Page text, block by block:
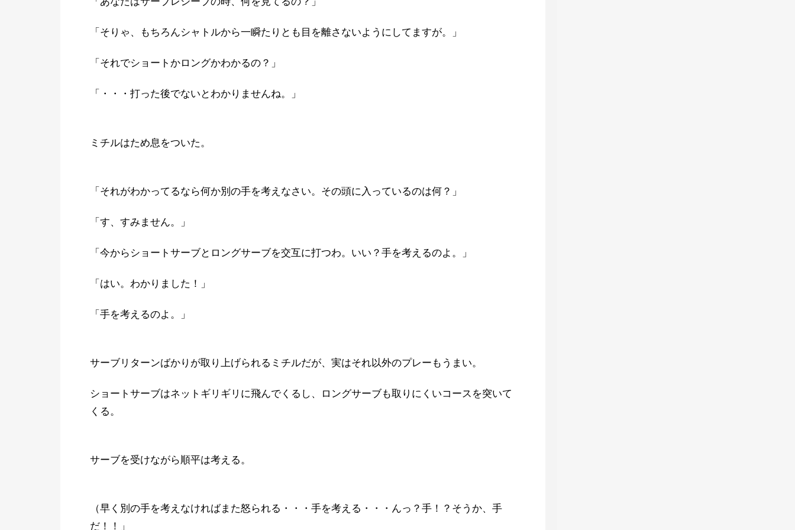
「そりゃ、もちろんシャトルから一瞬たりとも目を離さないようにしてますが。」
「それでショートかロングかわかるの？」
「・・・打った後でないとわかりませんね。」
ミチルはため息をついた。
「それがわかってるなら何か別の手を考えなさい。その頭に入っているのは何？」
「す、すみません。」
「今からショートサーブとロングサーブを交互に打つわ。いい？手を考えるのよ。」
「はい。わかりました！」
「手を考えるのよ。」
サーブリターンばかりが取り上げられるミチルだが、実はそれ以外のプレーもうまい。
ショートサーブはネットギリギリに飛んでくるし、ロングサーブも取りにくいコースを突いて
くる。
サーブを受けながら順平は考える。
（早く別の手を考えなければまた怒られる・・・手を考える・・・んっ？手！？そうか、手
だ！！」